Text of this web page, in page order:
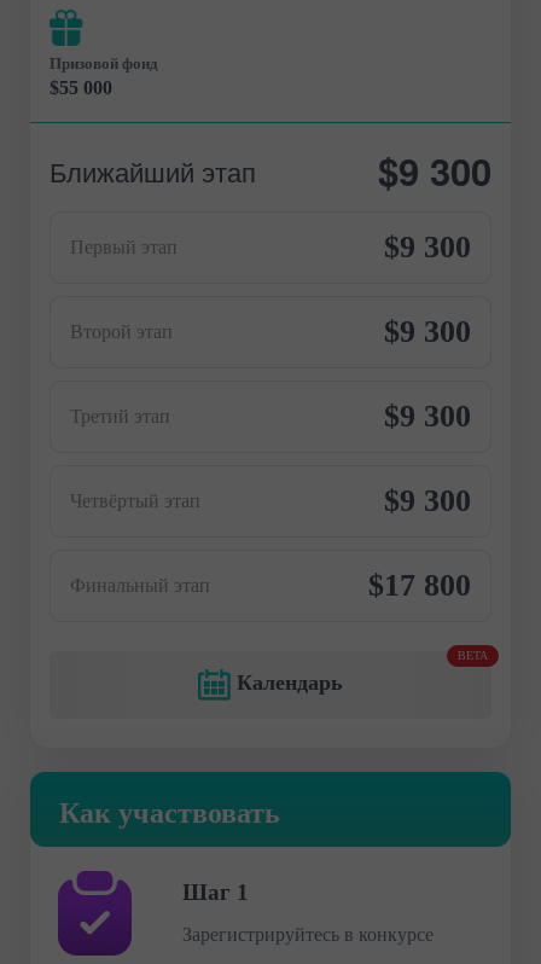
Призовой фонд
$55 000
$9 300
Ближайший этап
Первый этап $9 300
Второй этап $9 300
Третий этап $9 300
Четвёртый этап $9 300
Финальный этап $17 800
Календарь
BETA
Как участвовать
Шаг 1
Зарегистрируйтесь в конкурсе